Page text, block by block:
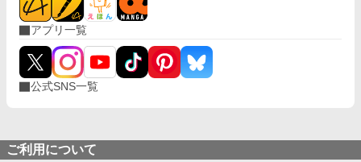
アプリ一覧
公式SNS一覧
ご利用について